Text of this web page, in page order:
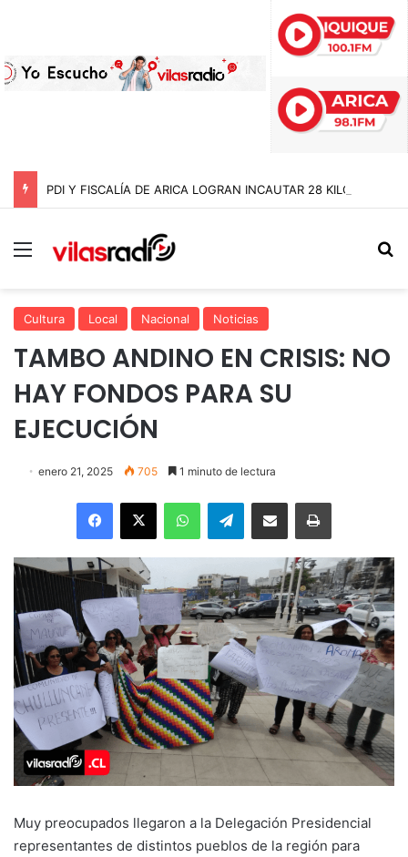
Menú
Cultura Local Nacional Noticias
TAMBO ANDINO EN CRISIS: NO
HAY FONDOS PARA SU
EJECUCIÓN
enero 21, 2025 705 1 minuto de lectura
Facebook
X WhatsAppTelegramEnviar vía email Imprimir
Muy preocupados llegaron a la Delegación Presidencial
representantes de distintos pueblos de la región para